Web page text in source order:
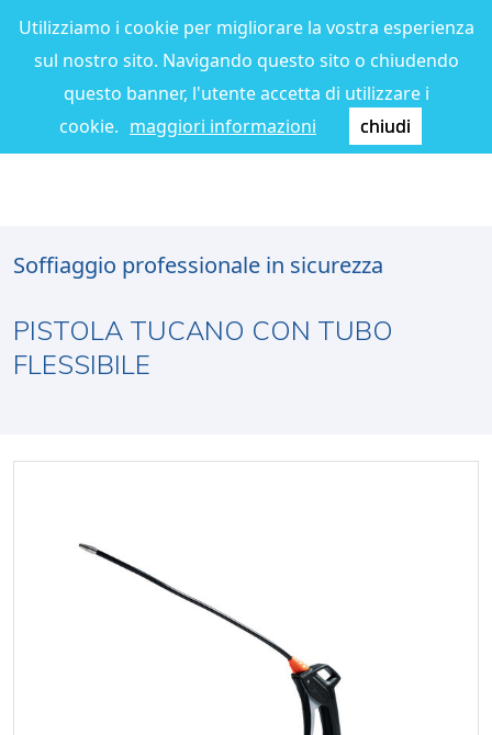
Utilizziamo i cookie per migliorare la vostra esperienza
sul nostro sito. Navigando questo sito o chiudendo
questo banner, l'utente accetta di utilizzare i
cookie. maggiori informazioni chiudi
Soffiaggio professionale in sicurezza
PISTOLA TUCANO CON TUBO
FLESSIBILE